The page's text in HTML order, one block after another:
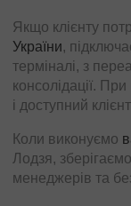
Якщо клієнту
України,
терміналі, з
консолідації.
і доступний
Коли виконуємо
Лодзя,
менеджерів та